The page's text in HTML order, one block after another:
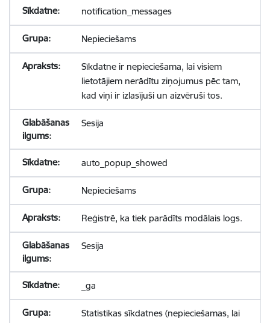
notification_messages
Nepieciešams
Sīkdatne ir nepieciešama, lai visiem
lietotājiem nerādītu ziņojumus pēc tam,
kad viņi ir izlasījuši un aizvēruši tos.
Sesija
auto_popup_showed
Nepieciešams
Reģistrē, ka tiek parādīts modālais logs.
Sesija
_ga
Statistikas sīkdatnes (nepieciešamas, lai